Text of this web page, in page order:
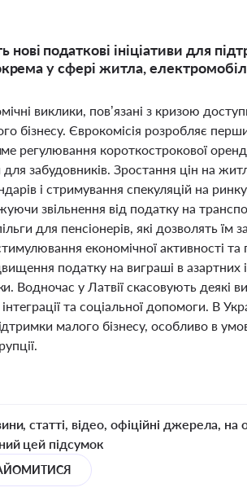
податкові ініціативи для
у сфері житла,
виклики, пов’язані з кризою
Єврокомісія розробляє
регулювання короткострокової
забудовників. Зростання цін на
і стримування спекуляцій на
звільнення від податку на
для пенсіонерів, які дозволять їм
економічної активності
податку на виграші в
у Латвії скасовують деякі
та соціальної допомоги. В
малого бізнесу, особливо в
статті, відео, офіційні джерела, на
цей підсумок